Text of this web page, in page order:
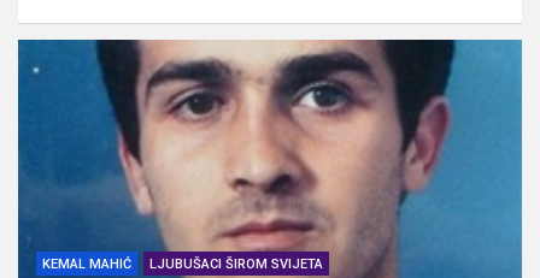
KEMAL MAHIĆ LJUBUŠACI ŠIROM SVIJETA